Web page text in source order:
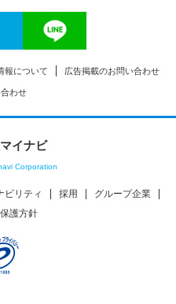
報について 広告掲載のお問い合わせ
わせ
イナビ
Corporation
ビリティ 採用
グループ企業
護方針